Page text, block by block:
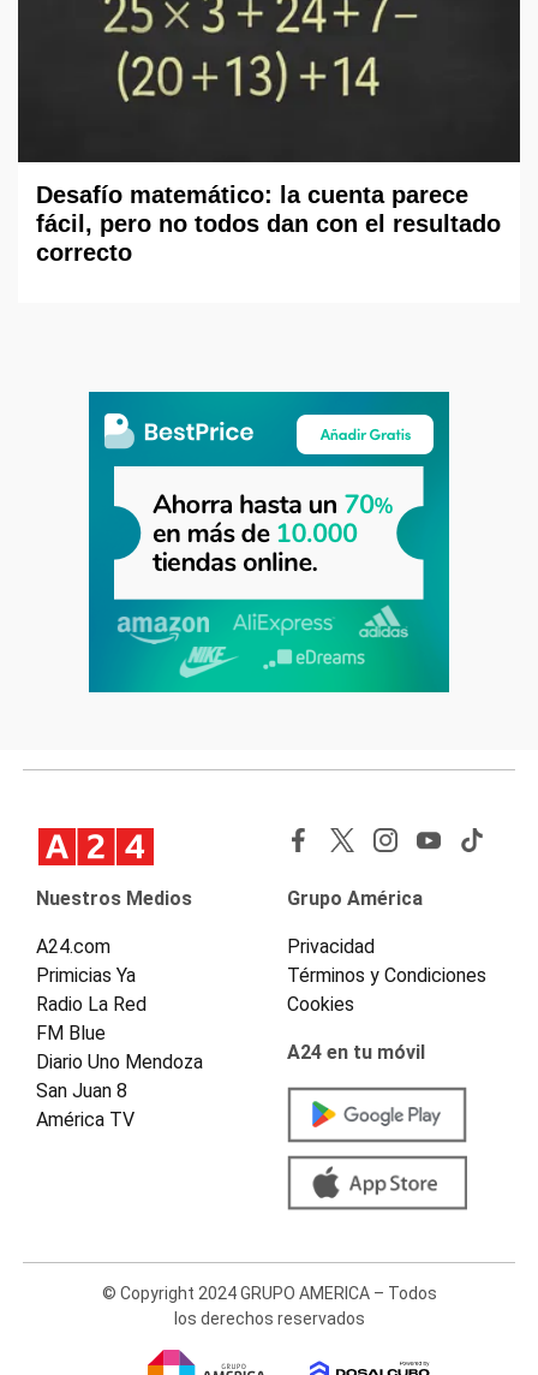
Desafío matemático: la cuenta parece
fácil, pero no todos dan con el resultado
correcto
Nuestros Medios
A24.com
Primicias Ya
Radio La Red
FM Blue
Diario Uno Mendoza
San Juan 8
América TV
Grupo América
Privacidad
Términos y Condiciones
Cookies
A24 en tu móvil
© Copyright 2024 GRUPO AMERICA – Todos
los derechos reservados